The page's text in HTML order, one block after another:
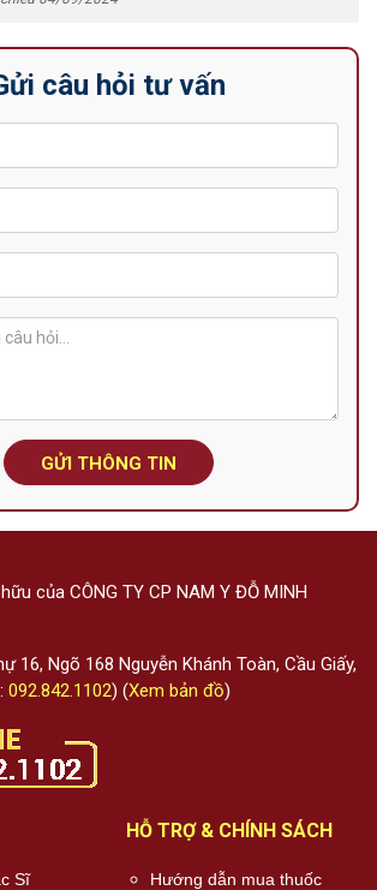
câu hỏi tư vấn
GỬI THÔNG TIN
của CÔNG TY CP NAM Y ĐỖ MINH
16, Ngõ 168 Nguyễn Khánh Toàn, Cầu Giấy,
092.842.1102) (Xem bản đồ)
Sĩ
HỖ TRỢ & CHÍNH SÁCH
Hướng dẫn mua thuốc